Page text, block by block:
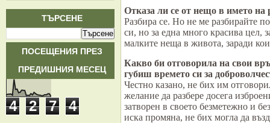
ТЪРСЕНЕ
ПОСЕЩЕНИЯ ПРЕЗ
ПРЕДИШНИЯ МЕСЕЦ
4 2 7 4
Отказа ли се от нещо в името на
Разбира се. Но не ме разбирайте
си, но за една много красива цел,
малките неща в живота, заради
Какво би отговорила на свои
губиш времето си за
Честно казано, не бих им
желание да разбере досега
затворен в своето безметежно и
иска промяна, не бих могла да